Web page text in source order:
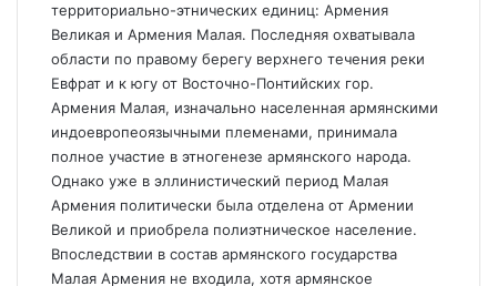
территориально-этнических единиц: Армения
Великая и Армения Малая. Последняя охватывала
области по правому берегу верхнего течения реки
Евфрат и к югу от Восточно-Понтийских гор.
Армения Малая, изначально населенная армянскими
индоевропеоязычными племенами, принимала
полное участие в этногенезе армянского народа.
Однако уже в эллинистический период Малая
Армения политически была отделена от Армении
Великой и приобрела полиэтническое население.
Впоследствии в состав армянского государства
Малая Армения не входила, хотя армянское